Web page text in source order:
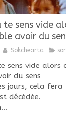
te sens vide
avoir du
Sokchearta
sens vide alors
du sens
jours, cela fera
décédée.